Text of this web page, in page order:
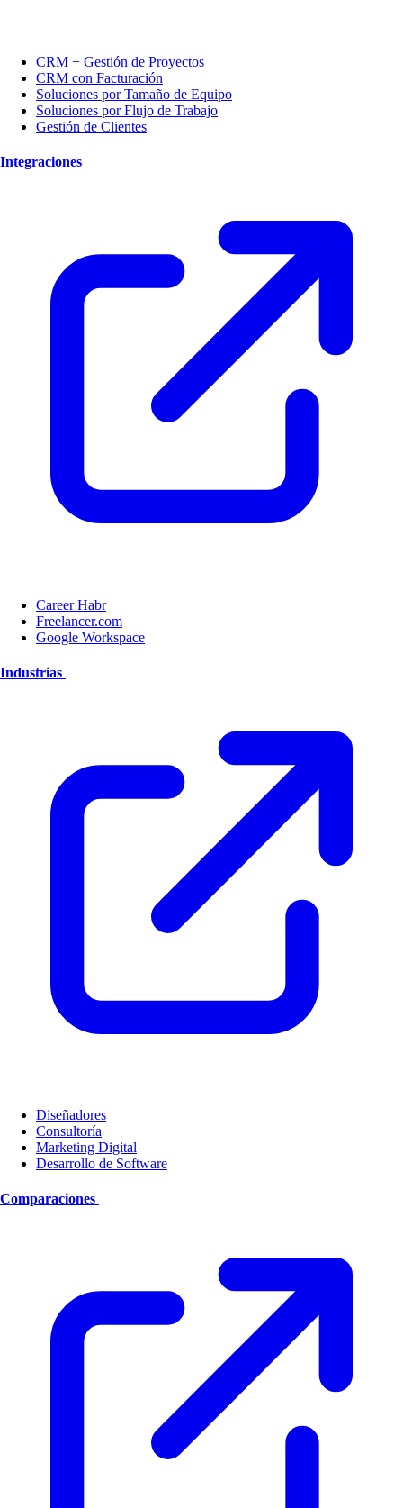
CRM + Gestión de Proyectos
CRM con Facturación
Soluciones por Tamaño de Equipo
Soluciones por Flujo de Trabajo
Gestión de Clientes
Integraciones
Career Habr
Freelancer.com
Google Workspace
Industrias
Diseñadores
Consultoría
Marketing Digital
Desarrollo de Software
Comparaciones